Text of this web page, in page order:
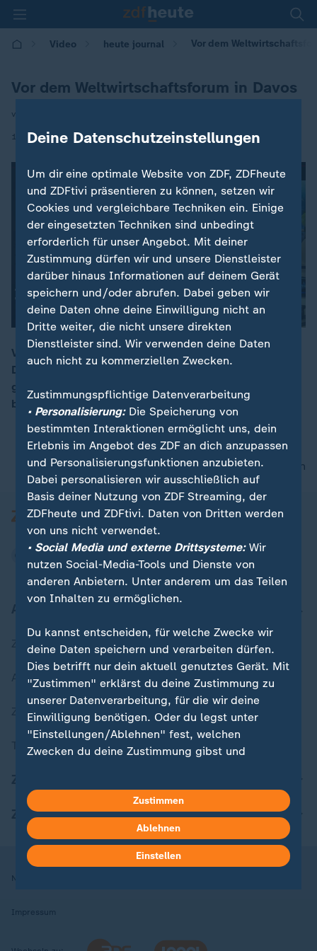
Video heute journal Vor dem
Vor dem Weltwirtschaftsforum in Davos
von Ulf Röller
18.01.2026 | 21:45
Vom 19. bis 23. Januar findet Weltwirtschaftsforum in
Davos statt. Trump reist in diesem Jahr mit einer
großen Delegation an. Seine Zolldrohungen
bestimmten die Debatten.
nach oben
Zuletzt veröffentlicht
Aktuelle Sendungs-Videos
ZDFheute Stories
Themen im Überblick
ZDFheute Apps
Nutzungsbedingungen
Impressum
Deine Datenschutzeinstellungen
Um dir eine optimale Website von ZDF, ZDFheute
und ZDFtivi präsentieren zu können, setzen wir
Cookies und vergleichbare Techniken ein. Einige
der eingesetzten Techniken sind unbedingt
erforderlich für unser Angebot. Mit deiner
Zustimmung dürfen wir und unsere Dienstleister
darüber hinaus Informationen auf deinem Gerät
speichern und/oder abrufen. Dabei geben wir
deine Daten ohne deine Einwilligung nicht an
Dritte weiter, die nicht unsere direkten
Dienstleister sind. Wir verwenden deine Daten
auch nicht zu kommerziellen Zwecken.
Zustimmungspflichtige Datenverarbeitung
• Personalisierung:Die Speicherung von
bestimmten Interaktionen ermöglicht uns, dein
Erlebnis im Angebot des ZDF an dich anzupassen
und Personalisierungsfunktionen anzubieten.
Dabei personalisieren wir ausschließlich auf
Basis deiner Nutzung von ZDF Streaming, der
ZDFheute und ZDFtivi. Daten von Dritten werden
von uns nicht verwendet.
• Social Media und externe Drittsysteme:Wir
nutzen Social-Media-Tools und Dienste von
anderen Anbietern. Unter anderem um das Teilen
von Inhalten zu ermöglichen.
Du kannst entscheiden, für welche Zwecke wir
deine Daten speichern und verarbeiten dürfen.
Dies betrifft nur dein aktuell genutztes Gerät. Mit
"Zustimmen" erklärst du deine Zustimmung zu
unserer Datenverarbeitung, für die wir deine
Einwilligung benötigen. Oder du legst unter
"Einstellungen/Ablehnen" fest, welchen
Zwecken du deine Zustimmung gibst und
in deinen Einstellungen widerrufen oder ändern.
Hier findest du das Impressum.
Weitere Informationen findest du in unserer
Datenschutzerklärung.
Zustimmen
Ablehnen
Einstellen